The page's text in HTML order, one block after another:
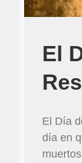
El
El Día
día en